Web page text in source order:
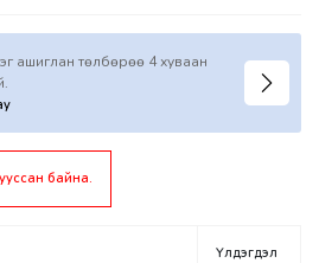
ашиглан төлбөрөө 4 хуваан
байна.
Үлдэгдэл